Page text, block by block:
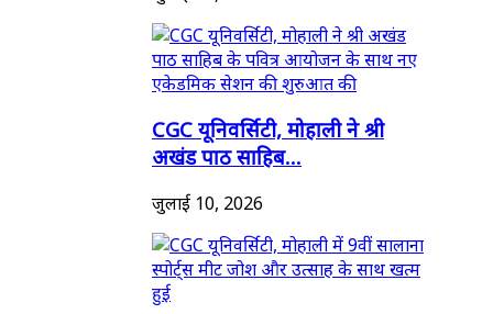
CGC यूनिवर्सिटी, मोहाली ने श्री
अखंड पाठ साहिब...
जुलाई 10, 2026